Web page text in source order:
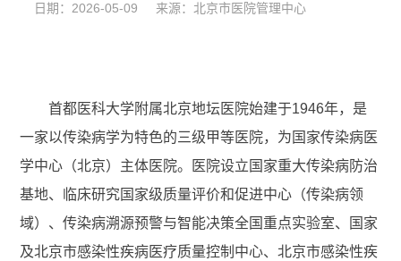
日期：2026-05-09 来源：北京市医院管理中心
首都医科大学附属北京地坛医院始建于1946年，是
一家以传染病学为特色的三级甲等医院，为国家传染病医
学中心（北京）主体医院。医院设立国家重大传染病防治
基地、临床研究国家级质量评价和促进中心（传染病领
域）、传染病溯源预警与智能决策全国重点实验室、国家
及北京市感染性疾病医疗质量控制中心、北京市感染性疾